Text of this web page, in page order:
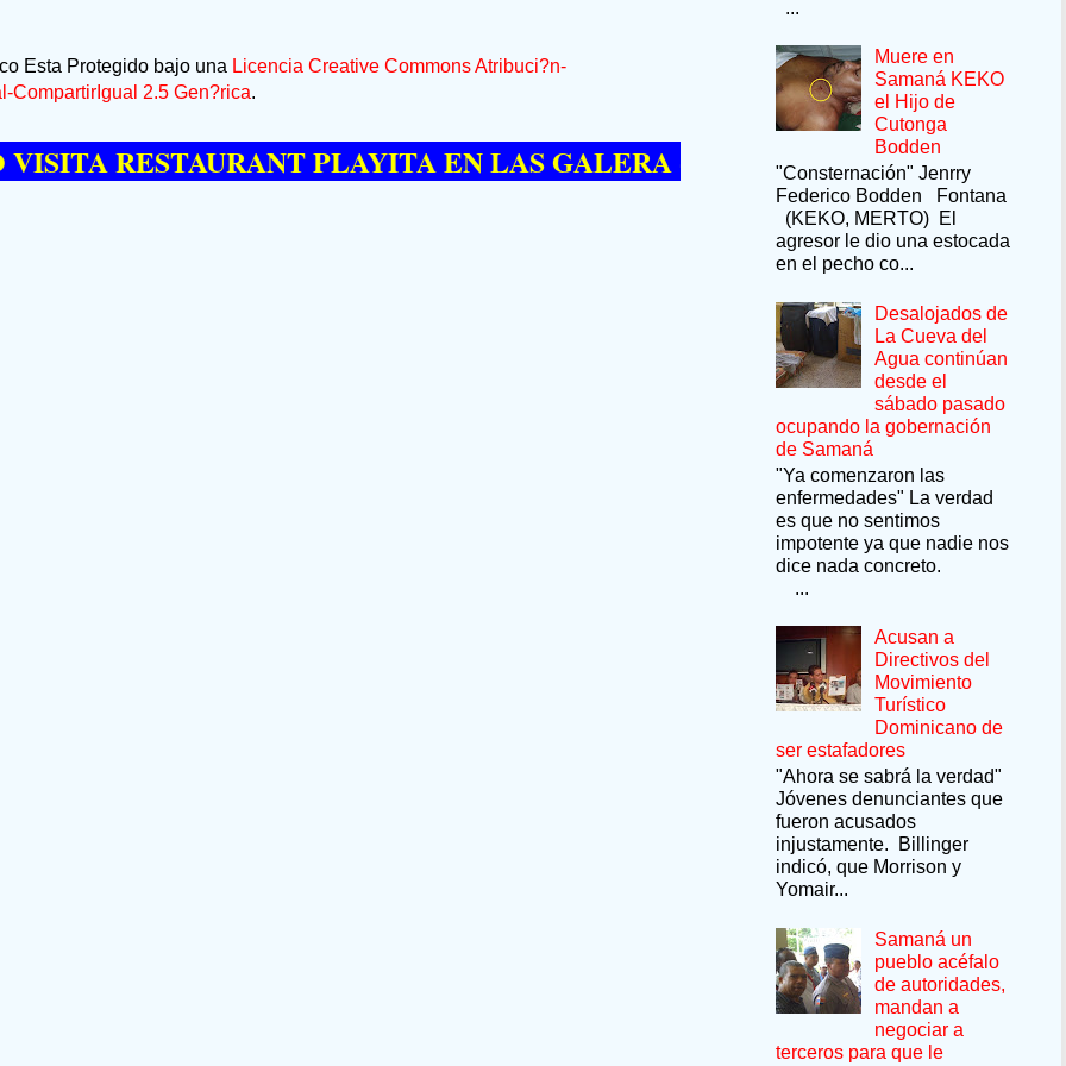
Esta Protegido bajo una Licencia Creative Commons Atribuci?n-
CompartirIgual 2.5 Gen?rica.
PLAYITA EN LAS GALERA --SÍ QUIERE PASAR UN
...
Muere en
Samaná KEKO
el Hijo de
Cutonga
Bodden
"Consternación" Jenrry
Federico Bodden Fontana
(KEKO, MERTO) El
agresor le dio una estocada
en el pecho co...
Desalojados de
La Cueva del
Agua continúan
desde el
sábado pasado
ocupando la gobernación
de Samaná
"Ya comenzaron las
enfermedades" La verdad
es que no sentimos
impotente ya que nadie nos
dice nada concreto.
...
Acusan a
Directivos del
Movimiento
Turístico
Dominicano de
ser estafadores
"Ahora se sabrá la verdad"
Jóvenes denunciantes que
fueron acusados
injustamente. Billinger
indicó, que Morrison y
Yomair...
Samaná un
pueblo acéfalo
de autoridades,
mandan a
negociar a
terceros para que le